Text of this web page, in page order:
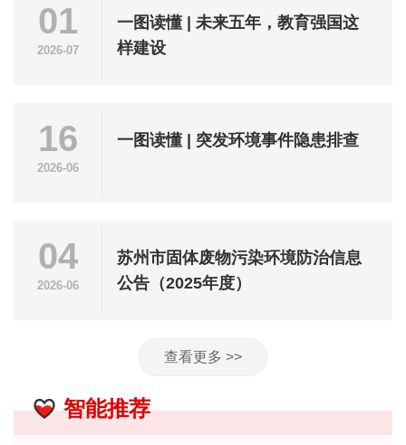
01
2026-07
一图读懂 | 未来五年，教育强国这
样建设
16
2026-06
一图读懂 | 突发环境事件隐患排查
04
2026-06
苏州市固体废物污染环境防治信息
公告（2025年度）
查看更多 >>
智能推荐